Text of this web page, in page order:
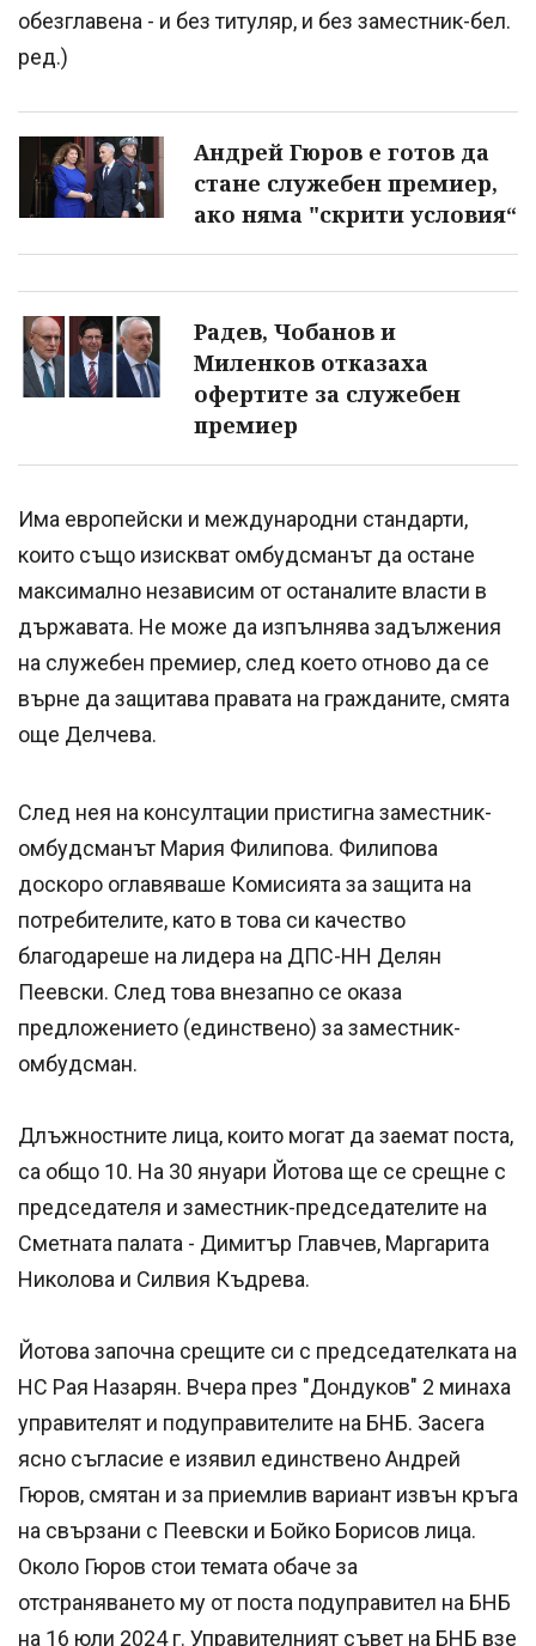
обезглавена - и без титуляр, и без заместник-бел.
ред.)
Андрей Гюров е готов да
стане служебен премиер,
ако няма "скрити условия“
Радев, Чобанов и
Миленков отказаха
офертите за служебен
премиер
Има европейски и международни стандарти,
които също изискват омбудсманът да остане
максимално независим от останалите власти в
държавата. Не може да изпълнява задължения
на служебен премиер, след което отново да се
върне да защитава правата на гражданите, смята
още Делчева.
След нея на консултации пристигна заместник-
омбудсманът Мария Филипова. Филипова
доскоро оглавяваше Комисията за защита на
потребителите, като в това си качество
благодареше на лидера на ДПС-НН Делян
Пеевски. След това внезапно се оказа
предложението (единствено) за заместник-
омбудсман.
Длъжностните лица, които могат да заемат поста,
са общо 10. На 30 януари Йотова ще се срещне с
председателя и заместник-председателите на
Сметната палата - Димитър Главчев, Маргарита
Николова и Силвия Къдрева.
Йотова започна срещите си с председателката на
НС Рая Назарян. Вчера през "Дондуков" 2 минаха
управителят и подуправителите на БНБ. Засега
ясно съгласие е изявил единствено Андрей
Гюров, смятан и за приемлив вариант извън кръга
на свързани с Пеевски и Бойко Борисов лица.
Около Гюров стои темата обаче за
отстраняването му от поста подуправител на БНБ
на 16 юли 2024 г. Управителният съвет на БНБ взе